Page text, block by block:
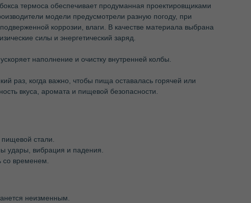
термоса обеспечивает продуманная проектировщиками
модели предусмотрели разную погоду, при
коррозии, влаги. В качестве материала выбрана
силы и энергетический заряд.
наполнение и очистку внутренней колбы.
раз, когда важно, чтобы пища оставалась горячей или
вкуса, аромата и пищевой безопасности.
стали.
удары, вибрация и падения.
со временем.
неизменным.